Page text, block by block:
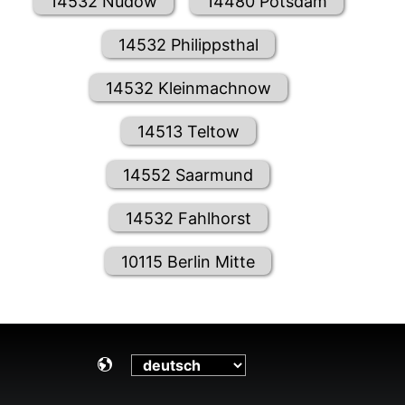
14532 Philippsthal
14532 Kleinmachnow
14513 Teltow
14552 Saarmund
14532 Fahlhorst
10115 Berlin Mitte